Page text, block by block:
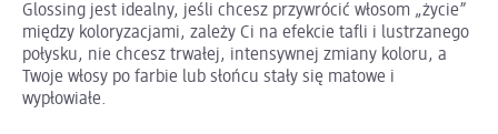
Glossing jest idealny, jeśli chcesz przywrócić włosom „życie”
między koloryzacjami, zależy Ci na efekcie tafli i lustrzanego
połysku, nie chcesz trwałej, intensywnej zmiany koloru, a
Twoje włosy po farbie lub słońcu stały się matowe i
wypłowiałe.